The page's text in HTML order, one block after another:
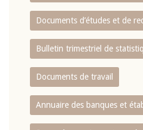
Documents d’études et de
Bulletin trimestriel de
Documents de travail
Annuaire des banques et